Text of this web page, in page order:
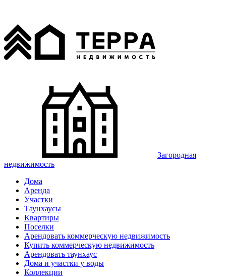
Загородная
недвижимость
Дома
Аренда
Участки
Таунхаусы
Квартиры
Поселки
Арендовать коммерческую недвижимость
Купить коммерческую недвижимость
Арендовать таунхаус
Дома и участки у воды
Коллекции